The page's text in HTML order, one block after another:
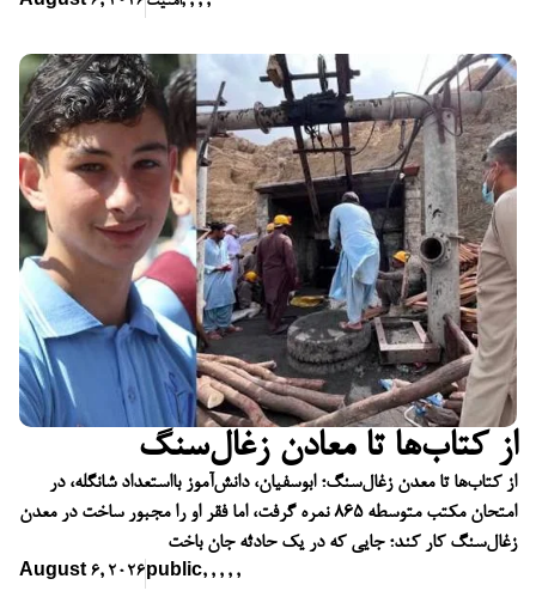
از کتاب‌ها تا معادن زغال‌سنگ
از کتاب‌ها تا معدن زغال‌سنگ؛ ابوسفیان، دانش‌آموز بااستعداد شانگله، در
امتحان مکتب متوسطه ۸۶۵ نمره گرفت، اما فقر او را مجبور ساخت در معدن
زغال‌سنگ کار کند؛ جایی که در یک حادثه جان باخت
August 6, 2026 public, , , , ,